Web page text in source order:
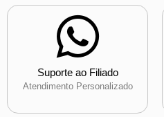
Suporte ao Filiado
Atendimento Personalizado